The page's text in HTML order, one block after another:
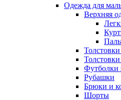
Одежда для
Верхняя
Футболки
Рубашки
Брюки и
Шорты